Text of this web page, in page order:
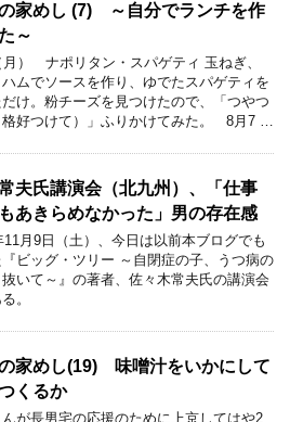
家めし (7) ～自分でランチを作
～
月） ナポリタン・スパゲティ 玉ねぎ、
ムでソースを作り、ゆでたスパゲティを
け。粉チーズを見つけたので、「つやつ
格好つけて）」ふりかけてみた。 8月7 …
夫氏講演会（北九州）、「仕事
あきらめなかった」男の存在感
月9日（土）、今日は以前本ブログでも
ビッグ・ツリー ～自閉症の子、うつ病の
いて～』の著者、佐々木常夫氏の講演会
。
家めし(19) 味噌汁をいかにして
くるか
が長男宅の応援のために上京してはや2